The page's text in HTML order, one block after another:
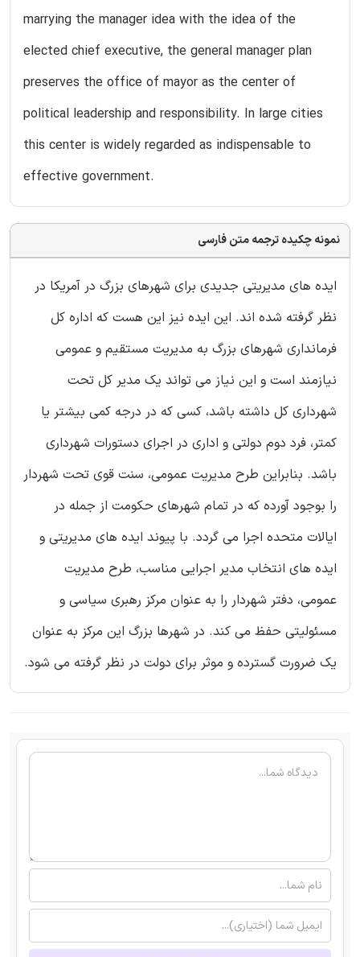
marrying the manager idea with the idea of the
elected chief executive, the general manager plan
preserves the office of mayor as the center of
political leadership and responsibility. In large cities
this center is widely regarded as indispensable to
effective government.
نمونه چکیده ترجمه متن فارسی
ایده های مدیریتی جدیدی برای شهرهای بزرگ در آمریکا در
نظر گرفته شده اند. این ایده نیز این هست که اداره کل
فرمانداری شهرهای بزرگ به مدیریت مستقیم و عمومی
نیازمند است و این نیاز می تواند یک مدیر کل تحت
شهرداری کل داشته باشد، کسی که در درجه کمی بیشتر یا
کمتر، فرد دوم دولتی و اداری در اجرای دستورات شهرداری
باشد. بنابراین طرح مدیریت عمومی، سنت قوی تحت شهردار
را بوجود آورده که در تمام شهرهای حکومت از جمله در
ایالات متحده اجرا می گردد. با پیوند ایده های مدیریتی و
ایده های انتخاب مدیر اجرایی مناسب، طرح مدیریت
عمومی، دفتر شهردار را به عنوان مرکز رهبری سیاسی و
مسئولیتی حفظ می کند. در شهرها بزرگ این مرکز به عنوان
یک ضرورت گسترده و موثر برای دولت در نظر گرفته می شود.